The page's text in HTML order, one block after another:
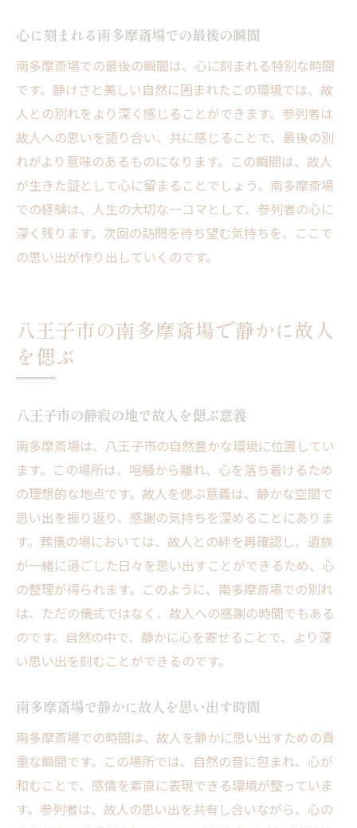
心に刻まれる南多摩斎場での最後の瞬間
南多摩斎場での最後の瞬間は、心に刻まれる特別な時間
です。静けさと美しい自然に囲まれたこの環境では、故
人との別れをより深く感じることができます。参列者は
故人への思いを語り合い、共に感じることで、最後の別
れがより意味のあるものになります。この瞬間は、故人
が生きた証として心に留まることでしょう。南多摩斎場
での経験は、人生の大切な一コマとして、参列者の心に
深く残ります。次回の訪問を待ち望む気持ちを、ここで
の思い出が作り出していくのです。
八王子市の南多摩斎場で静かに故人
を偲ぶ
八王子市の静寂の地で故人を偲ぶ意義
南多摩斎場は、八王子市の自然豊かな環境に位置してい
ます。この場所は、喧騒から離れ、心を落ち着けるため
の理想的な地点です。故人を偲ぶ意義は、静かな空間で
思い出を振り返り、感謝の気持ちを深めることにありま
す。葬儀の場においては、故人との絆を再確認し、遺族
が一緒に過ごした日々を思い出すことができるため、心
の整理が得られます。このように、南多摩斎場での別れ
は、ただの儀式ではなく、故人への感謝の時間でもある
のです。自然の中で、静かに心を寄せることで、より深
い思い出を刻むことができるのです。
南多摩斎場で静かに故人を思い出す時間
南多摩斎場での時間は、故人を静かに思い出すための貴
重な瞬間です。この場所では、自然の音に包まれ、心が
和むことで、感情を素直に表現できる環境が整っていま
す。参列者は、故人の思い出を共有し合いながら、心の